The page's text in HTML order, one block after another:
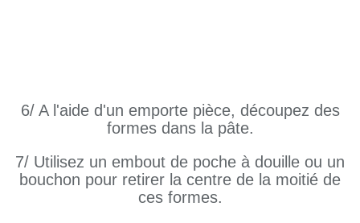
6/ A l'aide d'un emporte pièce, découpez des
formes dans la pâte.
7/ Utilisez un embout de poche à douille ou un
bouchon pour retirer la centre de la moitié de
ces formes.